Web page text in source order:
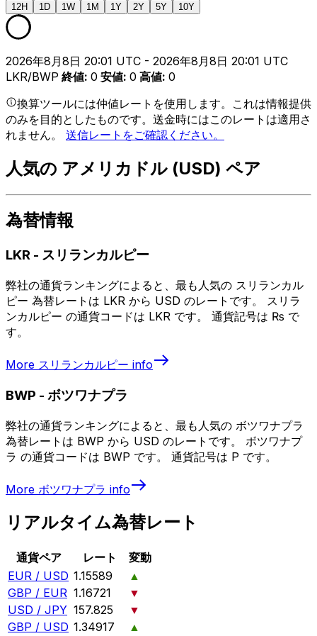
12H 1D 1W 1M 1Y 2Y 5Y 10Y
2026年8月8日 20:01 UTC - 2026年8月8日 20:01 UTC
LKR/BWP 終値: 0 安値: 0 高値: 0
換算ツールには仲値レートを使用します。これは情報提供
のみを目的としたものです。送金時にはこのレートは適用さ
れません。 送信レートをご確認ください。
人気の アメリカドル (USD) ペア
為替情報
LKR - スリランカルピー
弊社の通貨ランキングによると、最も人気の スリランカル
ピー 為替レートは LKR から USD のレートです。 スリラ
ンカルピー の通貨コードは LKR です。 通貨記号は ₨ で
す。
More スリランカルピー info
BWP - ボツワナプラ
弊社の通貨ランキングによると、最も人気の ボツワナプラ
為替レートは BWP から USD のレートです。 ボツワナプ
ラ の通貨コードは BWP です。 通貨記号は P です。
More ボツワナプラ info
リアルタイム為替レート
通貨ペア レート
変動
EUR / USD 1.15589
▲
GBP / EUR 1.16721
▼
USD / JPY 157.825
▼
GBP / USD 1.34917
▲